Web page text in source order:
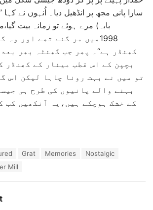
سارا پانی مجھ پر انڈھیل دیا۔ اُنہوں نے
بابہ) مرے ہوئے تو زمانہ بیت
1998میں مر گئے تھے اور
کھنڈر ہے‘‘۔ پھر جب گھنٹہ بھر
بچپن کے اس قطب مینار کے کھنڈر
تو میں نے بہت رونا چاہا لیکن اس
بہنے والے پانیوں کی طرح ہی
کے خشک ہوچکے ہیں،یہ آنکھیں کب
Grat Memories
Nostalgic
Mill